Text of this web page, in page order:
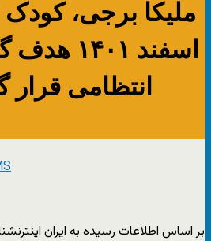
اسفند
انتظامی قرار
بر اساس اطلاعات رسیده به ایران